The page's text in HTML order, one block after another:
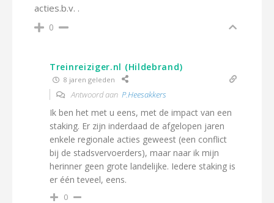
acties.b.v. .
0
Treinreiziger.nl (Hildebrand)
8 jaren geleden
Antwoord aan P.Heesakkers
Ik ben het met u eens, met de impact van een
staking. Er zijn inderdaad de afgelopen jaren
enkele regionale acties geweest (een conflict
bij de stadsvervoerders), maar naar ik mijn
herinner geen grote landelijke. Iedere staking is
er één teveel, eens.
0